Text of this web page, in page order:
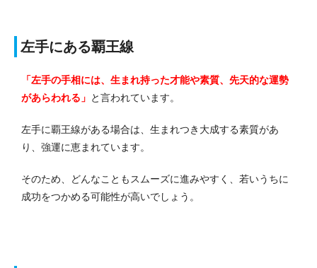
左手にある覇王線
「左手の手相には、生まれ持った才能や素質、先天的な運勢
があらわれる」 と言われています。
左手に覇王線がある場合は、生まれつき大成する素質があ
り、強運に恵まれています。
そのため、どんなこともスムーズに進みやすく、若いうちに
成功をつかめる可能性が高いでしょう。